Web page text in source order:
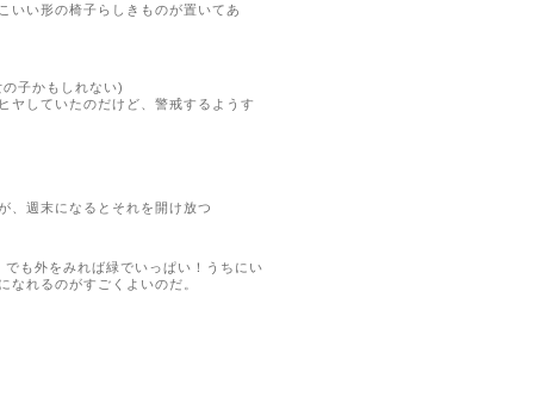
いい形の椅子らしきものが置いてあ
の子かもしれない)
ヤしていたのだけど、 警戒するようす
、 週末になるとそれを開け放つ
でも外をみれば緑でいっぱい！うちにい
なれるのがすごくよいのだ。